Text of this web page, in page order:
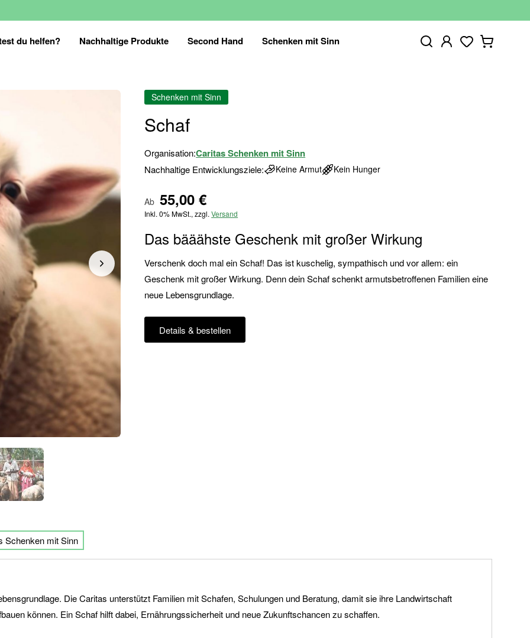
du helfen? Nachhaltige Produkte Second Hand Schenken mit Sinn
Schenken mit Sinn
Schaf
Organisation:Caritas Schenken mit Sinn
Nachhaltige Entwicklungsziele: Keine Armut Kein Hunger
Ab 55,00 €
Inkl. 0% MwSt., zzgl.Versand
Das bääähste Geschenk mit großer Wirkung
Verschenk doch mal ein Schaf! Das ist kuschelig, sympathisch und vor allem: ein
Geschenk mit großer Wirkung. Denn dein Schaf schenkt armutsbetroffenen Familien eine
neue Lebensgrundlage.
Details & bestellen
Die Caritas unterstützt Familien mit Schafen, Schulungen und Beratung, damit sie ihre Landwirtschaft
können. Ein Schaf hilft dabei, Ernährungssicherheit und neue Zukunftschancen zu schaffen.
Schenken mit Sinn